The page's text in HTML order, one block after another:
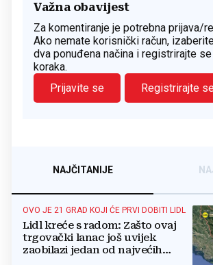
Važna obavijest
Za komentiranje je potrebna prijava/
Ako nemate korisnički račun,
dva ponuđena načina i registrirajte
koraka.
Prijavite se
Registrirajte
NAJČITANIJE
OVO JE 21 GRAD KOJI ĆE PRVI DOBITI LIDL
Lidl kreće s radom: Zašto ovaj
trgovački lanac još uvijek
zaobilazi jedan od najvećih